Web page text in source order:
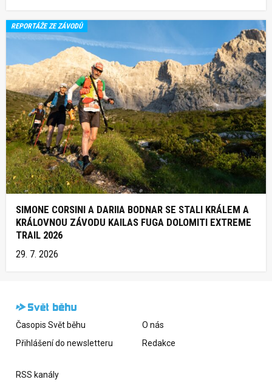
REPORTÁŽE ZE ZÁVODŮ
SIMONE CORSINI A DARIIA BODNAR SE STALI KRÁLEM A
KRÁLOVNOU ZÁVODU KAILAS FUGA DOLOMITI EXTREME
TRAIL 2026
29. 7. 2026
Časopis Svět běhu
Přihlášení do newsletteru
O nás
Redakce
RSS kanály